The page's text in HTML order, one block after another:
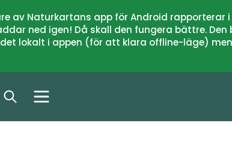
av Naturkartans app för Android rapporterar
ned igen! Då skall den fungera bättre.
lokalt i appen (för att klara offline-läge)